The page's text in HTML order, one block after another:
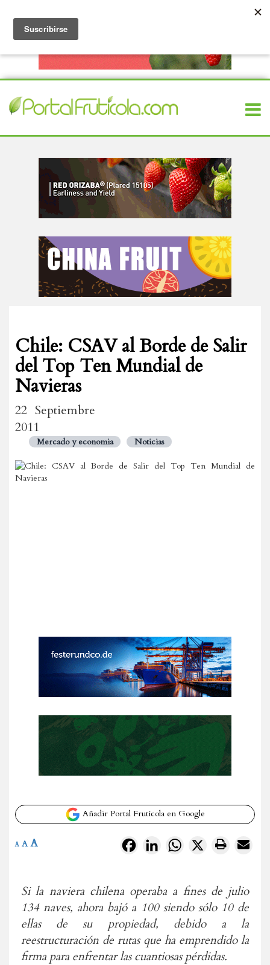
Chile: CSAV al Borde de Salir
del Top Ten Mundial de
Navieras
22 Septiembre
2011
Mercado y economia Noticias
Añadir Portal Frutícola en Google
FacebookLinkedInWhatsApp
X
A A A
Si la naviera chilena operaba a fines de julio
134 naves, ahora bajó a 100 siendo sólo 10 de
ellas de su propiedad, debido a la
reestructuración de rutas que ha emprendido la
firma para enfrentar las cuantiosas pérdidas.